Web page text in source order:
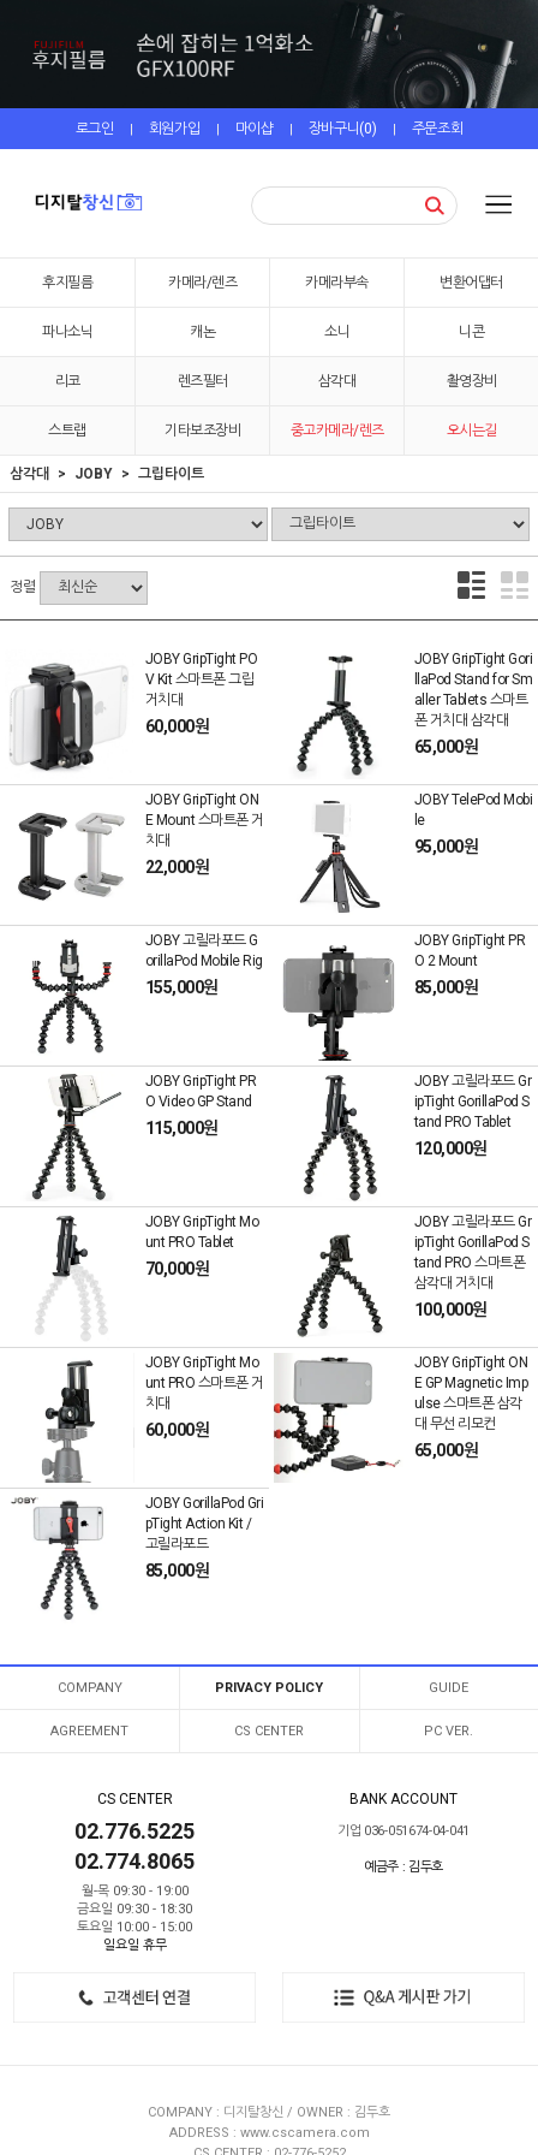
로그인 | 회원가입 | 마이샵 | 장바구니(0) | 주문조회
후지필름 카메라/렌즈 카메라부속 변환어댑터
파나소닉 캐논 소니 니콘
리코 렌즈필터 삼각대 촬영장비
스트랩 기타보조장비 중고카메라/렌즈 오시는길
삼각대 JOBY 그립타이트
정렬
JOBY GripTight PO
V Kit 스마트폰 그립
거치대
60,000원
JOBY GripTight Gori
llaPod Stand for Sm
aller Tablets 스마트
폰 거치대 삼각대
65,000원
JOBY GripTight ON
E Mount 스마트폰 거
치대
22,000원
JOBY TelePod Mobi
le
95,000원
JOBY 고릴라포드 G
orillaPod Mobile Rig
155,000원
JOBY GripTight PR
O 2 Mount
85,000원
JOBY GripTight PR
O Video GP Stand
115,000원
JOBY 고릴라포드 Gr
ipTight GorillaPod S
tand PRO Tablet
120,000원
JOBY GripTight Mo
unt PRO Tablet
70,000원
JOBY 고릴라포드 Gr
ipTight GorillaPod S
tand PRO 스마트폰
삼각대 거치대
100,000원
JOBY GripTight Mo
unt PRO 스마트폰 거
치대
60,000원
JOBY GripTight ON
E GP Magnetic Imp
ulse 스마트폰 삼각
대 무선 리모컨
65,000원
JOBY GorillaPod Gri
pTight Action Kit /
고릴라포드
85,000원
COMPANY PRIVACY POLICY GUIDE
AGREEMENT CS CENTER PC VER.
CS CENTER
02.776.5225
02.774.8065
월-목 09:30 - 19:00
금요일 09:30 - 18:30
토요일 10:00 - 15:00
일요일 휴무
BANK ACCOUNT
기업 036-051674-04-041
예금주 : 김두호
COMPANY : 디지탈창신 / OWNER : 김두호
ADDRESS : www.cscamera.com